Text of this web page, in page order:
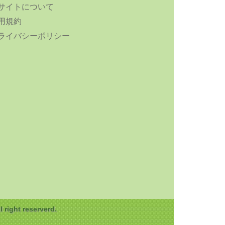
イトについて
規約
イバシーポリシー
right reserverd.